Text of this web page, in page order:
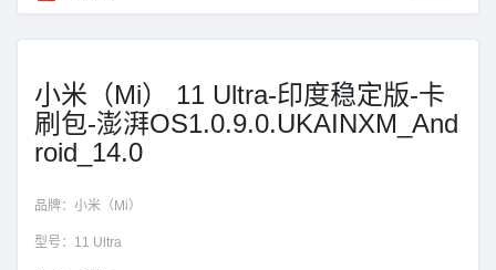
小米（Mi） 11 Ultra-印度稳定版-卡
刷包-澎湃OS1.0.9.0.UKAINXM_And
roid_14.0
品牌： 小米（Mi）
型号： 11 Ultra